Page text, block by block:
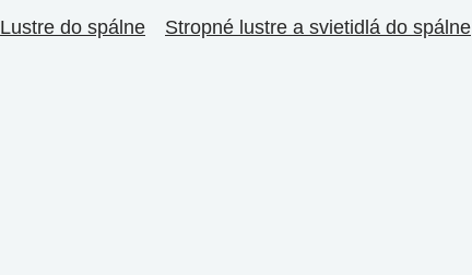
Lustre do spálne
Stropné lustre a svietidlá do spálne